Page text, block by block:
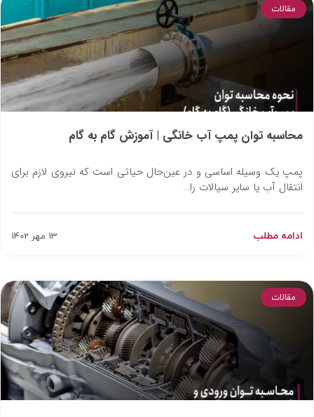
محاسبه توان پمپ آب خانگی | آموزش گام به گام
پمپ یک وسیله اساسی و در عین‌حال حیاتی است که نیروی لازم برای
انتقال آب یا سایر سیالات را…
ادامه مطلب 13 مهر 1402
مقالات
مقالات